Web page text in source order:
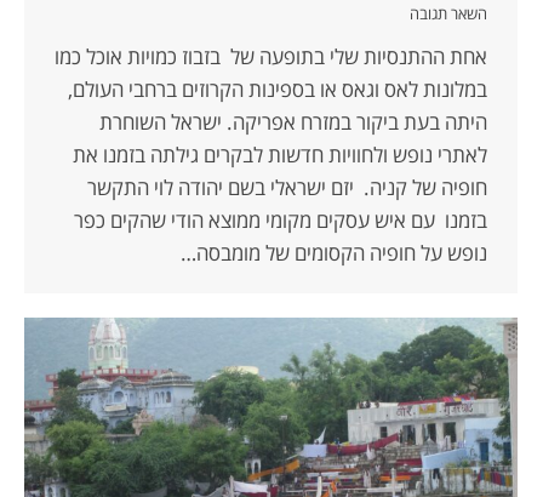
השאר תגובה
אחת ההתנסיות שלי בתופעה של בזבוז כמויות אוכל כמו
במלונות לאס וגאס או בספינות הקרוזים ברחבי העולם,
היתה בעת ביקור במזרח אפריקה. ישראל השוחרת
לאתרי נופש ולחוויות חדשות לבקרים גילתה בזמנו את
חופיה של קניה. יזם ישראלי בשם יהודה לוי התקשר
בזמנו עם איש עסקים מקומי ממוצא הודי שהקים כפר
נופש על חופיה הקסומים של מומבסה…